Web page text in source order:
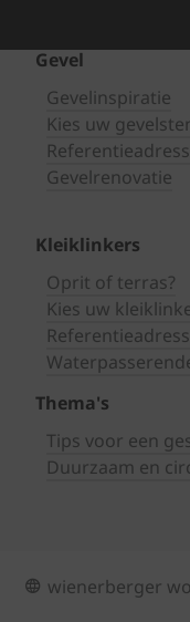
Gevel
Gevelinspiratie
Kies uw
Gevelrenovatie
Kleiklinkers
Oprit of terras?
Kies uw
Thema's
Tips voor een
Duurzaam en
wienerberger